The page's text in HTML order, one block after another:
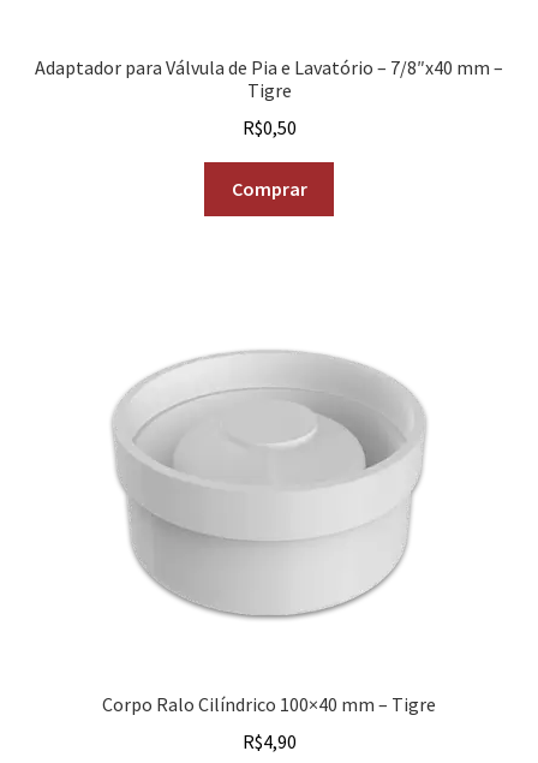
Adaptador para Válvula de Pia e Lavatório – 7/8″x40 mm –
Tigre
R$0,50
Comprar
Corpo Ralo Cilíndrico 100×40 mm – Tigre
R$4,90